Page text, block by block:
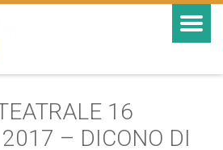
16
– DICONO DI